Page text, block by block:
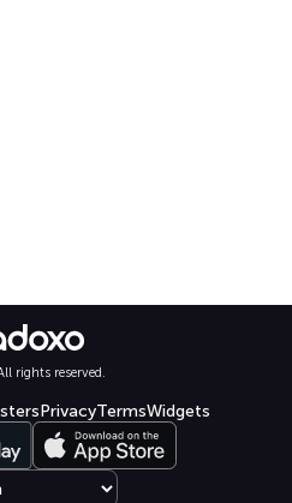
rights reserved.
PrivacyTermsWidgets